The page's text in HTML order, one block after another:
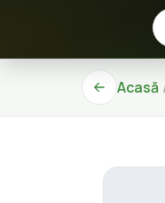
Acasă